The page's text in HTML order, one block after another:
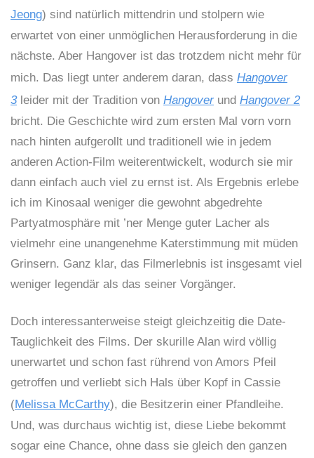
Jeong) sind natürlich mittendrin und stolpern wie
erwartet von einer unmöglichen Herausforderung in die
nächste. Aber Hangover ist das trotzdem nicht mehr für
mich. Das liegt unter anderem daran, dass Hangover
3leider mit der Tradition von Hangover und Hangover 2
bricht. Die Geschichte wird zum ersten Mal vorn vorn
nach hinten aufgerollt und traditionell wie in jedem
anderen Action-Film weiterentwickelt, wodurch sie mir
dann einfach auch viel zu ernst ist. Als Ergebnis erlebe
ich im Kinosaal weniger die gewohnt abgedrehte
Partyatmosphäre mit ’ner Menge guter Lacher als
vielmehr eine unangenehme Katerstimmung mit müden
Grinsern. Ganz klar, das Filmerlebnis ist insgesamt viel
weniger legendär als das seiner Vorgänger.
Doch interessanterweise steigt gleichzeitig die Date-
Tauglichkeit des Films. Der skurille Alan wird völlig
unerwartet und schon fast rührend von Amors Pfeil
getroffen und verliebt sich Hals über Kopf in Cassie
(Melissa McCarthy), die Besitzerin einer Pfandleihe.
Und, was durchaus wichtig ist, diese Liebe bekommt
sogar eine Chance, ohne dass sie gleich den ganzen